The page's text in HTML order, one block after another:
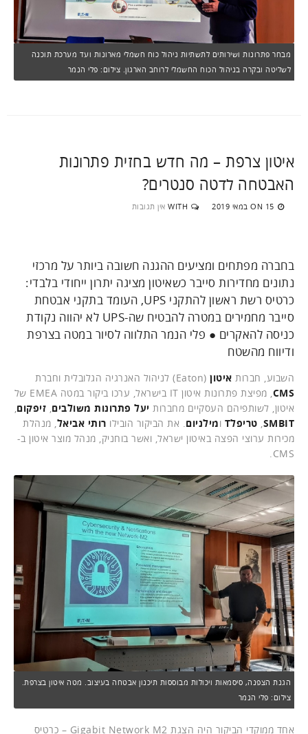
מבחר פתרונות ושירותים לתשתיות ניהול כוח חשמלי מארונות ועד מערכת תוכנה
לשליטה ובקרה בניהול הכוח החשמלי לרוחב הארגון. צילום: פלי הנמר
איטון צרפת – מה חדש בחזית פתרונות
האבטחה לדטה סנטרים?
ON 15 במאי 2019 WITH אין תגובות
בחברה מפתחים ומציעים ההגנה חשובה ביותר על מרכזי
נתונים מחדירות סייבר כשאיטון מציגה יתרון ייחודי בלבדי:
כרטיס רשת ראשון להתקני UPS, העומד בתקני אבטחת
סייבר מחמירים במטרה להבטיח שה-UPS לא יהווה נקודת
כניסה להאקרים ● פלי הנמר התלווה לסיור במטה בצרפת
ודיווח מהשטח
השבוע, חברות איטון (Eaton) לניהול האנרגיה הגלובלית וחברת
CMS
, מפיצת פתרונות איטון IT בישראל, ערכו ביקור במטה EMEA של
איטון, לשותפיהם העסקיים מחברות יעל פתרונות משולבים זיפקום
SMBIT טריפלT ומילניום . את הביקור הובילו רותי אביאל , מנהלת
מכירות ערוצי הפצה באיטון ישראל, ואשר בוחניק, מנהל מוצר איטון ב-
CMS.
הגנת הצפנה, סיסמאות ויכולות מבוססות תיכנון אבטחה בעיצוב. מטה איטון בצרפת.
צילום: פלי הנמר
אחד ממוקדי הביקור היה הצגת Gigabit Network M2 – כרטיס